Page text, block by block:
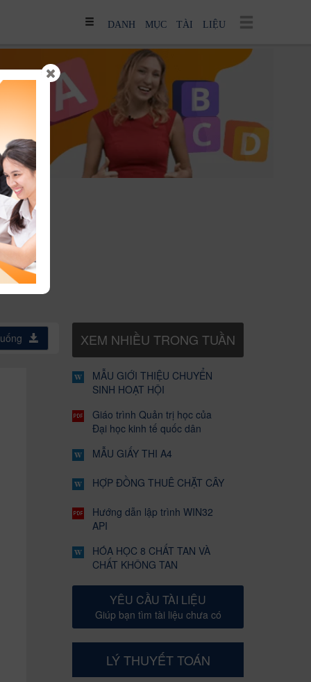
DANH MỤC TÀI LIỆU
XEM NHIỀU TRONG TUẦN
MẪU GIỚI THIỆU CHUYỂN
SINH HOẠT HỘI
Giáo trình Quản trị học của
Đại học kinh tế quốc dân
MẪU GIẤY THI A4
HỢP ĐỒNG THUÊ CHẶT CÂY
Hướng dẫn lập trình WIN32
API
HÓA HỌC 8 CHẤT TAN VÀ
CHẤT KHÔNG TAN
YÊU CẦU TÀI LIỆU
Giúp bạn tìm tài liệu chưa có
LÝ THUYẾT TOÁN